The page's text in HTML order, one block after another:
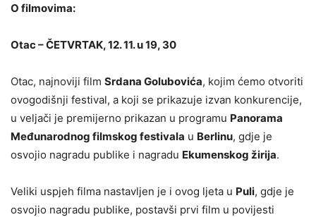
O filmovima:
Otac – ČETVRTAK, 12. 11. u 19, 30
Otac, najnoviji film Srdana Golubovića, kojim ćemo otvoriti
ovogodišnji festival, a koji se prikazuje izvan konkurencije,
u veljači je premijerno prikazan u programu Panorama
Međunarodnog filmskog festivala u Berlinu, gdje je
osvojio nagradu publike i nagradu Ekumenskog žirija.
Veliki uspjeh filma nastavljen je i ovog ljeta u Puli, gdje je
osvojio nagradu publike, postavši prvi film u povijesti